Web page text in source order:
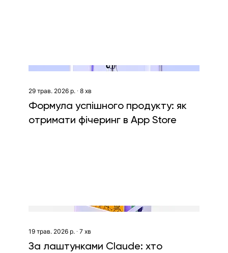
29 трав. 2026 р.∙ 8 хв
Формула успішного продукту: як
отримати фічеринг в App Store
19 трав. 2026 р. ∙ 7 хв
За лаштунками Claude: хто